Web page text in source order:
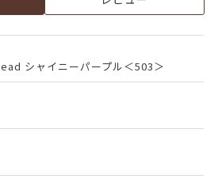
シャイニーパープル＜503＞